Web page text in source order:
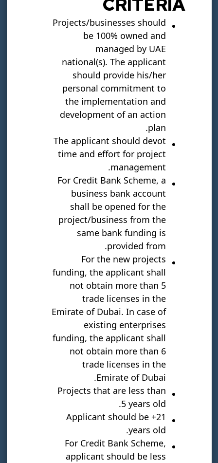
Projects/businesses should
be 100% owned and
managed by UAE
national(s). The applicant
should provide his/her
personal commitment to
the implementation and
development of an action
plan.
The applicant should devot
time and effort for project
management.
For Credit Bank Scheme, a
business bank account
shall be opened for the
project/business from the
same bank funding is
provided from.
For the new projects
funding, the applicant shall
not obtain more than 5
trade licenses in the
Emirate of Dubai. In case of
existing enterprises
funding, the applicant shall
not obtain more than 6
trade licenses in the
Emirate of Dubai.
Projects that are less than
5 years old.
Applicant should be +21
years old.
For Credit Bank Scheme,
applicant should be less
متحرك *
كلمة المرور*
تأكيد كلمة المرور*
*
Select Nationality
رقم الهوية الإماراتية*
(xxx-xxxx-xxxxxxx-x)
هل تتقدم بطلب للحصول على صندوق
الإغاثة؟
قم بتحميل هوية الإمارات الخاصة بك
الحد الأقصى لحجم
الملف ، jpeg ، png ، pdf ،
أوافق على شروط وأحكام التمويل وأقر
بأنه سيتم التعامل مع بياناتي الشخصية
وفقًا لإشعار الخصوصية
أرغب في تلقي إشعارات عبر الرسائل
النصية القصيرة من الصندوق حول
العروض الترويجية أو الخصومات أو
العروض الخاصة على المنتجات والخدمات
الجديدة.